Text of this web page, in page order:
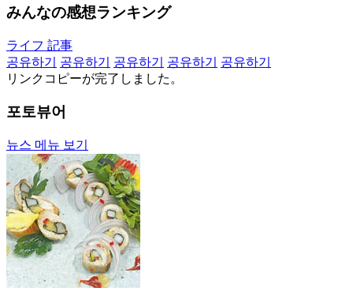
みんなの感想ランキング
ライフ 記事
공유하기
공유하기 공유하기 공유하기
공유하기
リンクコピーが完了しました。
포토뷰어
뉴스 메뉴 보기